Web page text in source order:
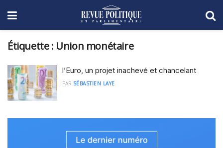
Étiquette : Union monétaire
l’Euro, un projet inachevé et chancelant
PAR SÉBASTIEN LAYE